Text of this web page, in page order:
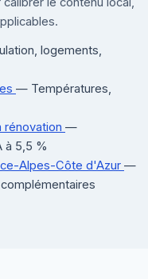
logements,
— Températures,
rénovation —
à 5,5 %
Alpes-Côte d'Azur —